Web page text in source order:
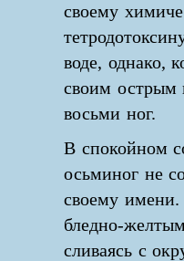
своему
воде, однако,
своим острым
восьми ног.
В спокойном
осьминог не
своему имени.
бледно-
сливаясь с